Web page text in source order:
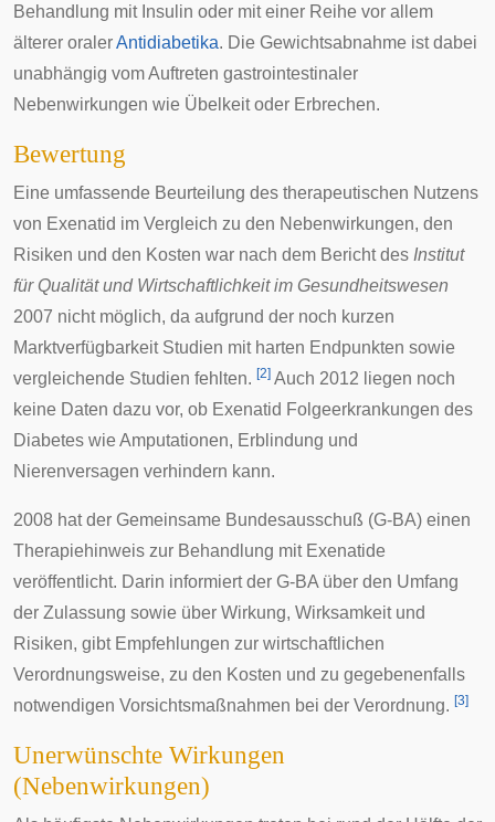
Behandlung mit Insulin oder mit einer Reihe vor allem
älterer oralerAntidiabetika. Die Gewichtsabnahme ist dabei
unabhängig vom Auftreten gastrointestinaler
Nebenwirkungen wie Übelkeit oder Erbrechen.
Bewertung
Eine umfassende Beurteilung des therapeutischen Nutzens
von Exenatid im Vergleich zu den Nebenwirkungen, den
Risiken und den Kosten war nach dem Bericht des Institut
für Qualität und Wirtschaftlichkeit im Gesundheitswesen
2007 nicht möglich, da aufgrund der noch kurzen
Marktverfügbarkeit Studien mit harten Endpunkten sowie
vergleichende Studien fehlten. [2] Auch 2012 liegen noch
keine Daten dazu vor, ob Exenatid Folgeerkrankungen des
Diabetes wie Amputationen, Erblindung und
Nierenversagen verhindern kann.
2008 hat der Gemeinsame Bundesausschuß (G-BA) einen
Therapiehinweis zur Behandlung mit Exenatide
veröffentlicht. Darin informiert der G-BA über den Umfang
der Zulassung sowie über Wirkung, Wirksamkeit und
Risiken, gibt Empfehlungen zur wirtschaftlichen
Verordnungsweise, zu den Kosten und zu gegebenenfalls
notwendigen Vorsichtsmaßnahmen bei der Verordnung. [3]
Unerwünschte Wirkungen
(Nebenwirkungen)